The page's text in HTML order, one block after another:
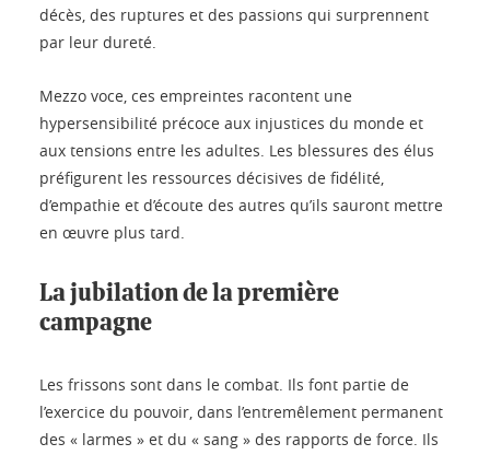
décès, des ruptures et des passions qui surprennent
par leur dureté.
Mezzo voce, ces empreintes racontent une
hypersensibilité précoce aux injustices du monde et
aux tensions entre les adultes. Les blessures des élus
préfigurent les ressources décisives de fidélité,
d’empathie et d’écoute des autres qu’ils sauront mettre
en œuvre plus tard.
La jubilation de la première
campagne
Les frissons sont dans le combat. Ils font partie de
l’exercice du pouvoir, dans l’entremêlement permanent
des « larmes » et du « sang » des rapports de force. Ils